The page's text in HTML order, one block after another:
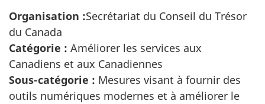
Organisation :Secrétariat du Conseil du Trésor
du Canada
Catégorie : Améliorer les services aux
Canadiens et aux Canadiennes
Sous-catégorie : Mesures visant à fournir des
outils numériques modernes et à améliorer le